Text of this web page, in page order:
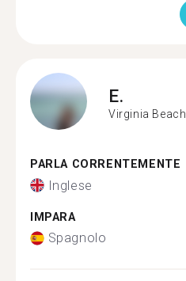
E.
Virginia Beach
PARLA CORRENTEMENTE
Inglese
IMPARA
Spagnolo